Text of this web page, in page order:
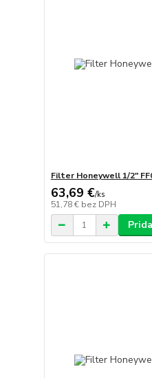
Filter Honeywell 1/2"
63,69 €/ks
51,78 € bez DPH